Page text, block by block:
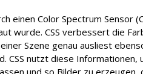
einen Color Spectrum Sensor
wurde. CSS verbessert die
Szene genau ausliest
CSS nutzt diese Informationen,